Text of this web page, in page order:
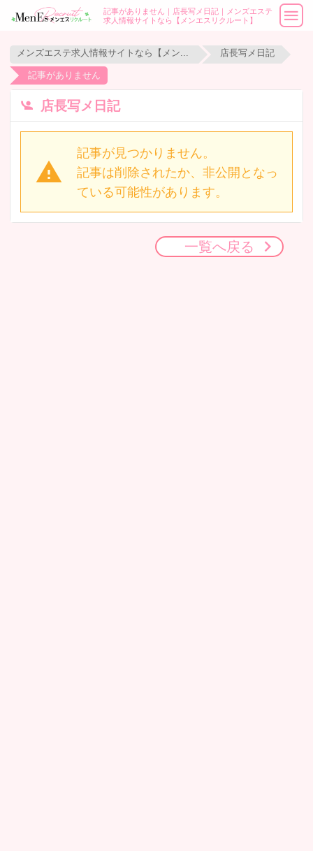
記事がありません｜店長写メ日記｜メンズエステ
求人情報サイトなら【メンエスリクルート】
店長写メ日記
記事がありません
店長写メ日記
記事が見つかりません。
記事は削除されたか、非公開となっ
ている可能性があります。
一覧へ戻る